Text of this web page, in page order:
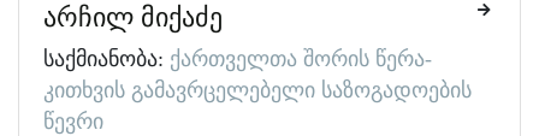
არჩილ მიქაძე
საქმიანობა: ქართველთა შორის წერა-
კითხვის გამავრცელებელი საზოგადოების
წევრი